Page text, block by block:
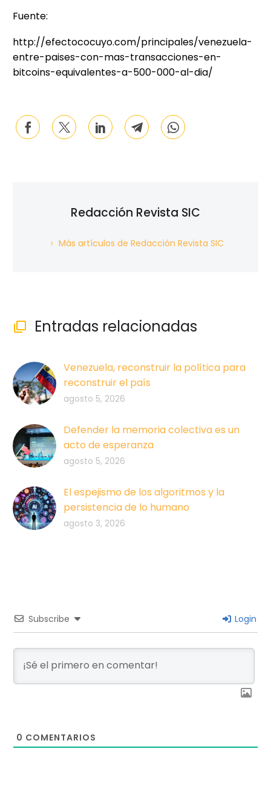
Fuente:
http://efectococuyo.com/principales/venezuela-
entre-paises-con-mas-transacciones-en-
bitcoins-equivalentes-a-500-000-al-dia/
Redacción Revista SIC
Más artículos de Redacción Revista SIC
 Entradas relacionadas
Venezuela, reconstruir la política para
reconstruir el país
agosto 5, 2026
Defender la memoria colectiva es un
acto de esperanza
agosto 5, 2026
El espejismo de los algoritmos y la
persistencia de lo humano
agosto 3, 2026
Subscribe Login
0 COMENTARIOS